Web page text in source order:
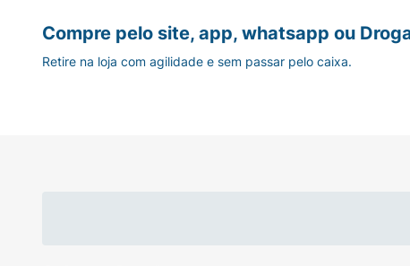
Saudável:Produto assado e fonte natural
Embalagem de 25g, perfeita
Compre pelo site, app, whatsapp ou
Retire na loja com agilidade e sem passar pelo caixa.